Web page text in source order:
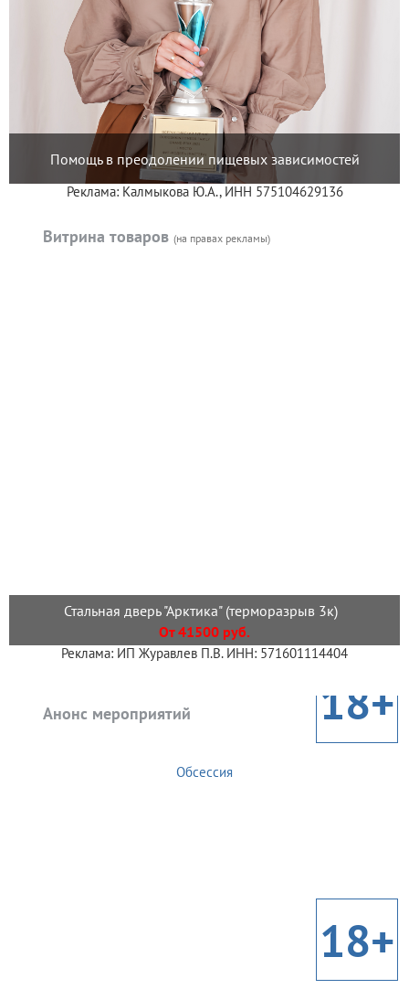
Помощь в преодолении пищевых зависимостей
Реклама: Калмыкова Ю.А., ИНН 575104629136
Витрина товаров (на правах рекламы)
Стальная дверь "Арктика" (терморазрыв 3к)
От 41500 руб.
Реклама: ИП Журавлев П.В. ИНН: 571601114404
Анонс мероприятий 18+
Обсессия
18+